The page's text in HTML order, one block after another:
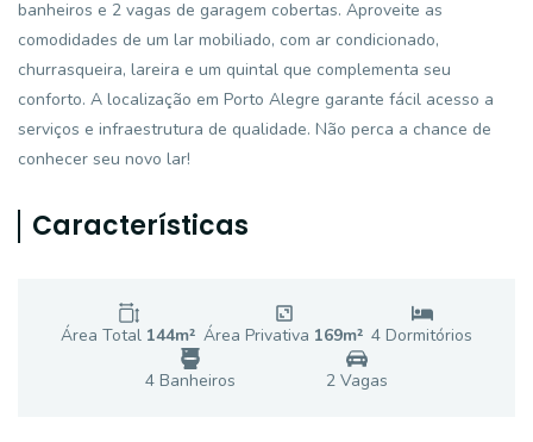
banheiros e 2 vagas de garagem cobertas. Aproveite as
comodidades de um lar mobiliado, com ar condicionado,
churrasqueira, lareira e um quintal que complementa seu
conforto. A localização em Porto Alegre garante fácil acesso a
serviços e infraestrutura de qualidade. Não perca a chance de
conhecer seu novo lar!
Características
Área Total 144m² Área Privativa 169m² 4 Dormitórios
4Banheiros 2 Vagas